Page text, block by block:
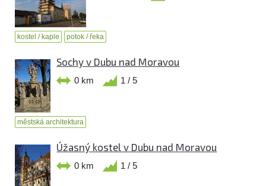
kostel / kaple potok / řeka
Sochy v Dubu nad Moravou
0 km 1 / 5
městská architektura
Úžasný kostel v Dubu nad Moravou
0 km 1 / 5